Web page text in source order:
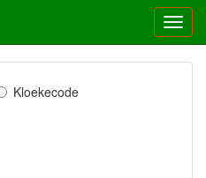
Kloekecode